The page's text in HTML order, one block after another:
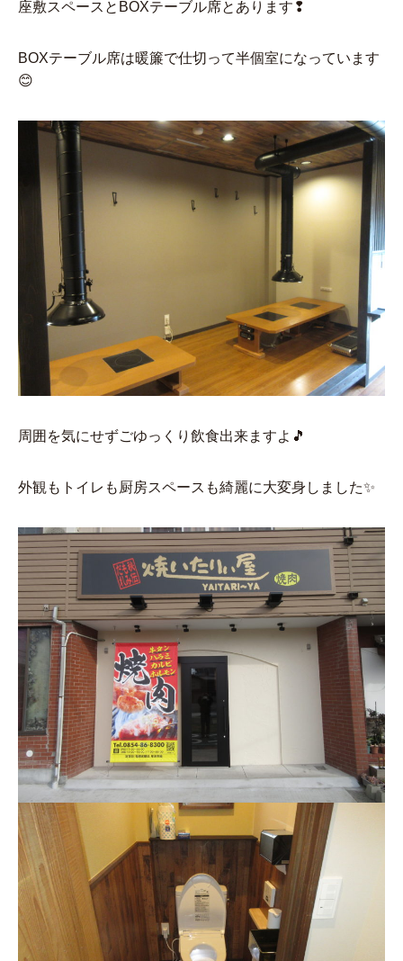
座敷スペースとBOXテーブル席とあります❢
BOXテーブル席は暖簾で仕切って半個室になっています
😊
周囲を気にせずごゆっくり飲食出来ますよ🎵
外観もトイレも厨房スペースも綺麗に大変身しました✨